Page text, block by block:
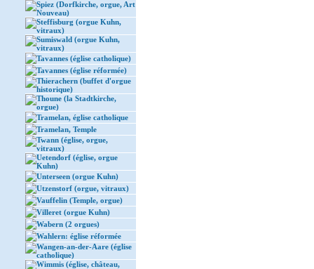
Spiez (Dorfkirche, orgue, Art
Nouveau)
Steffisburg (orgue Kuhn,
vitraux)
Sumiswald (orgue Kuhn,
vitraux)
Tavannes (église catholique)
Tavannes (église réformée)
Thierachern (buffet d'orgue
historique)
Thoune (la Stadtkirche,
orgue)
Tramelan, église catholique
Tramelan, Temple
Twann (église, orgue,
vitraux)
Uetendorf (église, orgue
Kuhn)
Unterseen (orgue Kuhn)
Utzenstorf (orgue, vitraux)
Vauffelin (Temple, orgue)
Villeret (orgue Kuhn)
Wabern (2 orgues)
Wahlern: église réformée
Wangen-an-der-Aare (église
catholique)
Wimmis (église, château,